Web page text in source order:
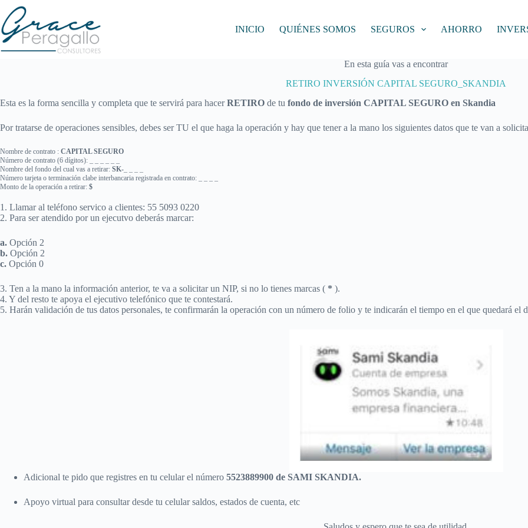
Saltar
contenido
INICIO QUIÉNES SOMOS SEGUROS AHORRO
En esta guía vas a encontrar
RETIRO INVERSIÓN CAPITAL SEGURO_SKANDIA
Esta es la forma sencilla y completa que te servirá para hacerRETIRO de tu fondo de inversión CAPITAL SEGURO en Skandia
Por tratarse de operaciones sensibles, debes ser TU el que haga la operación y hay que tener a la mano los siguientes datos que te van a
Nombre de contrato : CAPITAL SEGURO
Número de contrato (6 dígitos): _ _ _ _ _ _
Nombre del fondo del cual vas a retirar: SK-
Número tarjeta o terminación clabe interbancaria registrada en contrato: _ _ _ _
Monto de la operación a retirar: $
1. Llamar al teléfono servico a clientes: 55 5093 0220
2. Para ser atendido por un ejecutvo deberás marcar:
a. Opción 2
b. Opción 2
c. Opción 0
3. Ten a la mano la información anterior, te va a solicitar un NIP, si no lo tienes marcas ( * ).
4. Y del resto te apoya el ejecutivo telefónico que te contestará.
5. Harán validación de tus datos personales, te confirmarán la operación con un número de folio y te indicarán el tiempo en el que quedará el
Adicional te pido que registres en tu celular el número 5523889900 de SAMI SKANDIA.
Apoyo virtual para consultar desde tu celular saldos, estados de cuenta, etc